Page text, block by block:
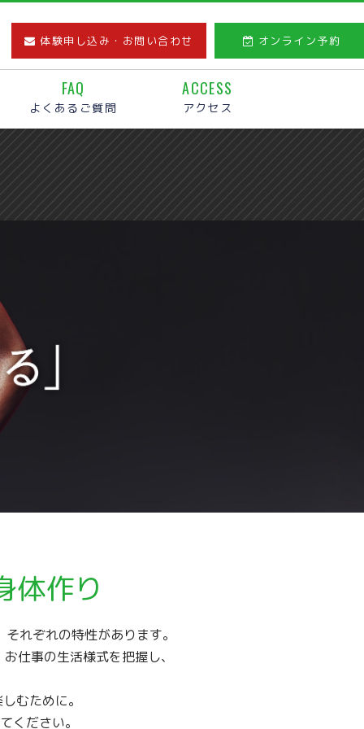
体験申し込み・お問い合わせ オンライン予約
FAQ
よくあるご質問
ACCESS
アクセス
体作り
れぞれの特性があります。
仕事の生活様式を把握し、
むために。
ください。